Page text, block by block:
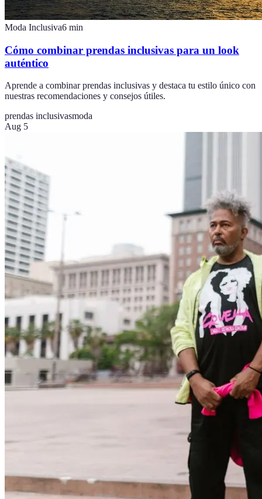
Moda Inclusiva6 min
Cómo combinar prendas inclusivas para un look
auténtico
Aprende a combinar prendas inclusivas y destaca tu estilo único con
nuestras recomendaciones y consejos útiles.
prendas inclusivasmoda
Aug 5